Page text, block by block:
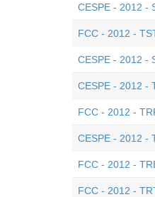
CESPE - 2012 -
FCC - 2012 -
CESPE - 2012 -
CESPE - 2012 -
FCC - 2012 -
CESPE - 2012 -
FCC - 2012 -
FCC - 2012 -